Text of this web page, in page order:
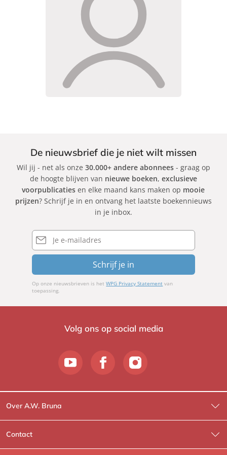
De nieuwsbrief die je niet wilt missen
Wil jij - net als onze 30.000+ andere abonnees- graag op
de hoogte blijven van nieuwe boeken, exclusieve
voorpublicaties en elke maand kans maken op mooie
prijzen? Schrijf je in en ontvang het laatste boekennieuws
in je inbox.
E-
mailadres
Schrijf je in
Op onze nieuwsbrieven is hetWPG Privacy Statement van
toepassing.
Volg ons op social media
Over A.W. Bruna
Wat wij doen
Wie is Wie?
Contact
Contactinformatie